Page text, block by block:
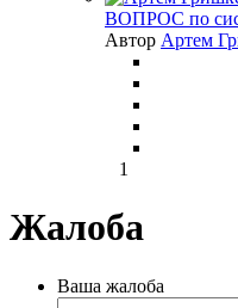
ВОПРОС по
Автор Артем
1
Жалоба
Ваша жалоба